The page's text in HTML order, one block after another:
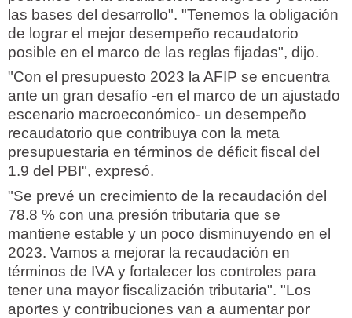
las bases del desarrollo". "Tenemos la obligación
de lograr el mejor desempeño recaudatorio
posible en el marco de las reglas fijadas", dijo.
"Con el presupuesto 2023 la AFIP se encuentra
ante un gran desafío -en el marco de un ajustado
escenario macroeconómico- un desempeño
recaudatorio que contribuya con la meta
presupuestaria en términos de déficit fiscal del
1.9 del PBI", expresó.
"Se prevé un crecimiento de la recaudación del
78.8 % con una presión tributaria que se
mantiene estable y un poco disminuyendo en el
2023. Vamos a mejorar la recaudación en
términos de IVA y fortalecer los controles para
tener una mayor fiscalización tributaria". "Los
aportes y contribuciones van a aumentar por